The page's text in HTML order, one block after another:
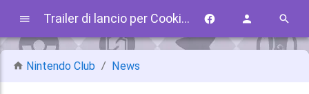
Trailer di lancio per Cooking Mama: Bon Appetit!
Nintendo Club News